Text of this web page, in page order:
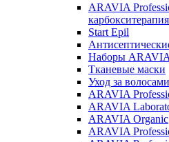
ARAVIA
карбокситерапия
Start Epil
Наборы ARAVIA
Тканевые маски
Уход за
ARAVIA
ARAVIA
ARAVIA Organic
ARAVIA